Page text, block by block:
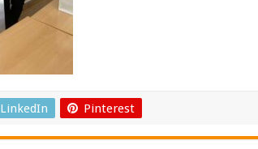
LinkedIn Pinterest